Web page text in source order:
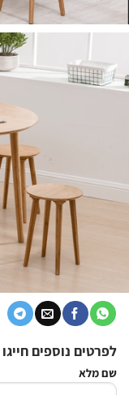
לפרטים נוספים חייגו
שם מלא